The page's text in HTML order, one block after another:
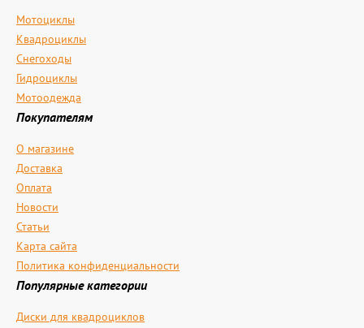
Мотоциклы
Квадроциклы
Снегоходы
Гидроциклы
Мотоодежда
Покупателям
О магазине
Доставка
Оплата
Новости
Статьи
Карта сайта
Политика конфиденциальности
Популярные категории
Диски для квадроциклов